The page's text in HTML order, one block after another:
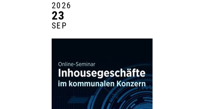
2026
23
SEP